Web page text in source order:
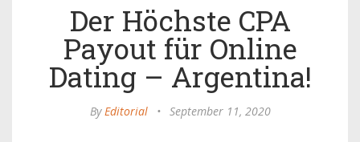
Der Höchste CPA
Payout für Online
Dating – Argentina!
ByEditorial • September 11, 2020